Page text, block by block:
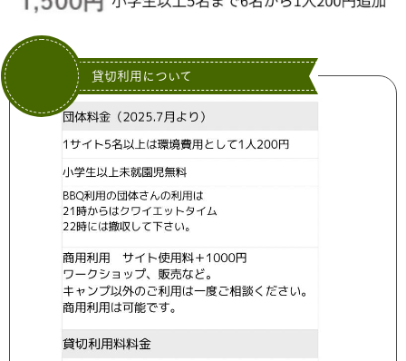
貸切利用について